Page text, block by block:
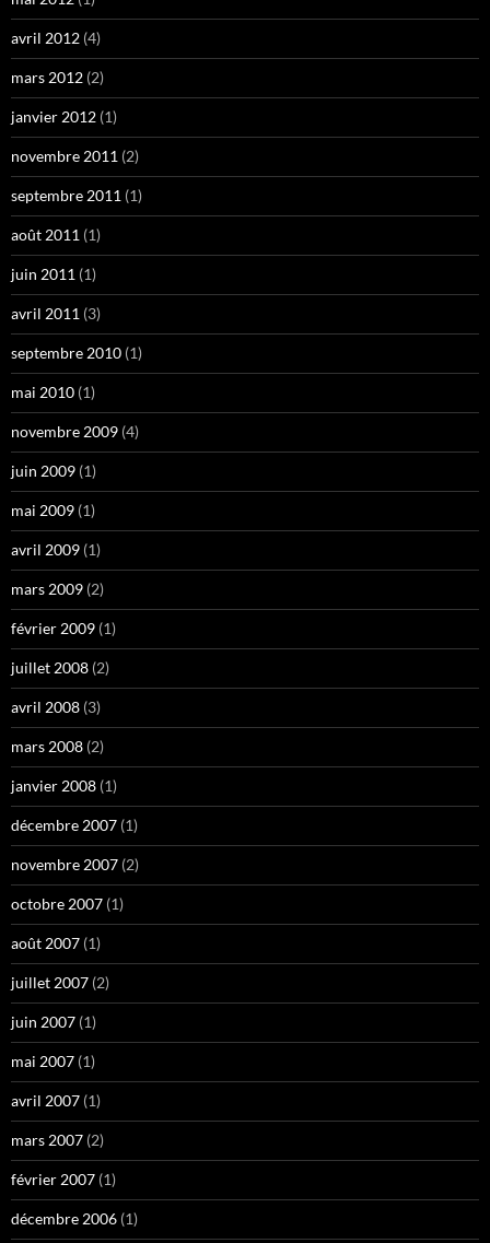
avril 2012 (4)
mars 2012 (2)
janvier 2012 (1)
novembre 2011 (2)
septembre 2011 (1)
août 2011 (1)
juin 2011 (1)
avril 2011 (3)
septembre 2010 (1)
mai 2010 (1)
novembre 2009 (4)
juin 2009 (1)
mai 2009 (1)
avril 2009 (1)
mars 2009 (2)
février 2009 (1)
juillet 2008 (2)
avril 2008 (3)
mars 2008 (2)
janvier 2008 (1)
décembre 2007 (1)
novembre 2007 (2)
octobre 2007 (1)
août 2007 (1)
juillet 2007 (2)
juin 2007 (1)
mai 2007 (1)
avril 2007 (1)
mars 2007 (2)
février 2007 (1)
décembre 2006 (1)